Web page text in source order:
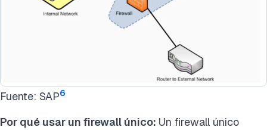
Fuente: SAP6
Por qué usar un firewall único: Un firewall único